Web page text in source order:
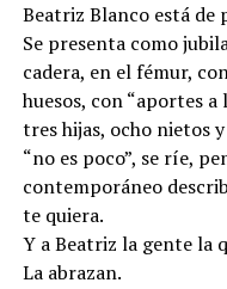
Beatriz Blanco está de
Se presenta como
cadera, en el fémur,
huesos, con “aportes a
tres hijas, ocho nietos
“no es poco”, se ríe,
contemporáneo
te quiera.
Y a Beatriz la gente la
La abrazan.